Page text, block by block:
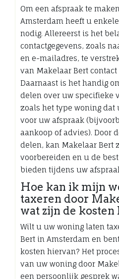
Om een afspraak te
Amsterdam heeft u
nodig. Allereerst is het
contactgegevens, zoals
en e-mailadres, te
van Makelaar Bert
Daarnaast is het handig
delen over uw specifieke
zoals het type woning dat
voor uw afspraak
aankoop of advies). Door
delen, kan Makelaar Bert
voorbereiden en u de
bieden tijdens uw
Hoe kan ik mijn
taxeren door
wat zijn de
Wilt u uw woning laten
Bert in Amsterdam en
kosten hiervan? Het
van uw woning door
een persoonlijk gesprek